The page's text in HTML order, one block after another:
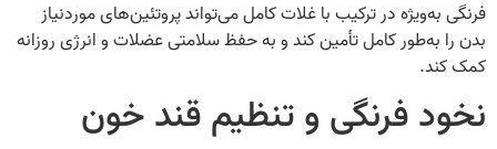
فرنگی به‌ویژه در ترکیب با غلات کامل می‌تواند پروتئین‌های موردنیاز
بدن را به‌طور کامل تأمین کند و به حفظ سلامتی عضلات و انرژی روزانه
کمک کند.
نخود فرنگی و تنظیم قند خون